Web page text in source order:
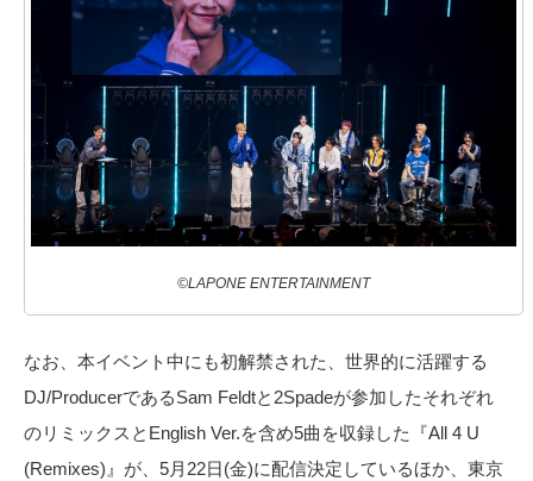
©LAPONE ENTERTAINMENT
なお、本イベント中にも初解禁された、世界的に活躍する
DJ/ProducerであるSam Feldtと2Spadeが参加したそれぞれ
のリミックスとEnglish Ver.を含め5曲を収録した『All 4 U
(Remixes)』が、5月22日(金)に配信決定しているほか、東京